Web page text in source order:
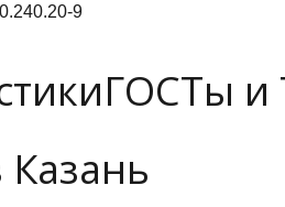
9
ГОСТы и
Казань